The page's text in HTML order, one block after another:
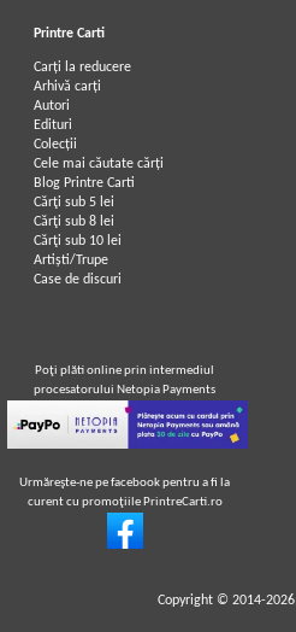
Printre Carti
Carți la reducere
Arhivă carți
Autori
Edituri
Colecții
Cele mai căutate cărți
Blog Printre Carti
Cărţi sub 5 lei
Cărţi sub 8 lei
Cărţi sub 10 lei
Artiști/Trupe
Case de discuri
Poţi plăti online prin intermediul
procesatorului Netopia Payments
Urmăreşte-ne pe facebook pentru a fi la
curent cu promoţiile PrintreCarti.ro
Copyright © 2014-2026